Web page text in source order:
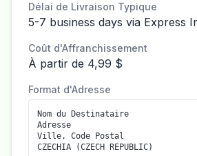
Délai de Livraison Typique
5-7 business days via Express
Coût d'Affranchissement
À partir de 4,99 $
Format d'Adresse
Nom du Destinataire
Adresse
Ville, Code Postal
CZECHIA (CZECH REPUBLIC)